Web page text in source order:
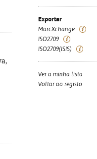
Exportar
MarcXchange
ISO2709
ISO2709(ISIS)
Ver a minha lista
Voltar ao registo